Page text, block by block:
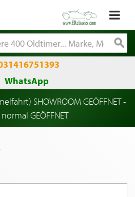
WhatsApp
SHOWROOM GEÖFFNET -
GEÖFFNET